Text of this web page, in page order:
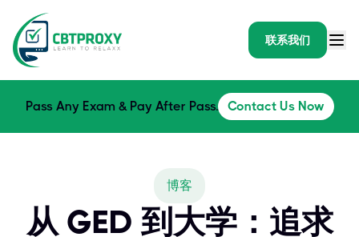
联系我们
Pass Any Exam & Pay After Pass. Contact Us Now
博客
从 GED 到大学：追求